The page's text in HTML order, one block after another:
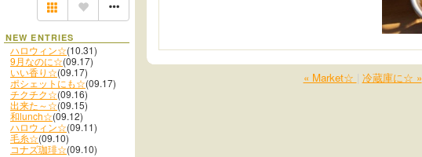
NEW ENTRIES
ハロウィン☆(10.31)
9月なのに☆(09.17)
いい香り☆(09.17)
ポシェットにも☆(09.17)
チクチク☆(09.16)
出来た～☆(09.15)
和lunch☆(09.12)
ハロウィン☆(09.11)
毛糸☆(09.10)
コナズ珈琲☆(09.10)
« Market☆ 冷蔵庫に☆ »